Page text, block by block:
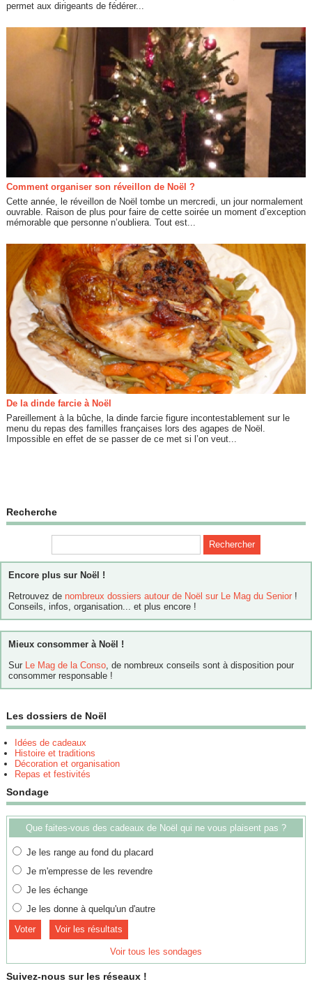
permet aux dirigeants de fédérer...
Comment organiser son réveillon de Noël ?
Cette année, le réveillon de Noël tombe un mercredi, un jour normalement
ouvrable. Raison de plus pour faire de cette soirée un moment d’exception
mémorable que personne n’oubliera. Tout est...
De la dinde farcie à Noël
Pareillement à la bûche, la dinde farcie figure incontestablement sur le
menu du repas des familles françaises lors des agapes de Noël.
Impossible en effet de se passer de ce met si l’on veut...
Recherche
Encore plus sur Noël !
Retrouvez de nombreux dossiers autour de Noël sur Le Mag du Senior !
Conseils, infos, organisation... et plus encore !
Mieux consommer à Noël !
Sur Le Mag de la Conso, de nombreux conseils sont à disposition pour
consommer responsable !
Les dossiers de Noël
Idées de cadeaux
Histoire et traditions
Décoration et organisation
Repas et festivités
Sondage
Que faites-vous des cadeaux de Noël qui ne vous plaisent pas ?
Je les range au fond du placard
Je m'empresse de les revendre
Je les échange
Je les donne à quelqu'un d'autre
Voir les résultats
Voir tous les sondages
Suivez-nous sur les réseaux !